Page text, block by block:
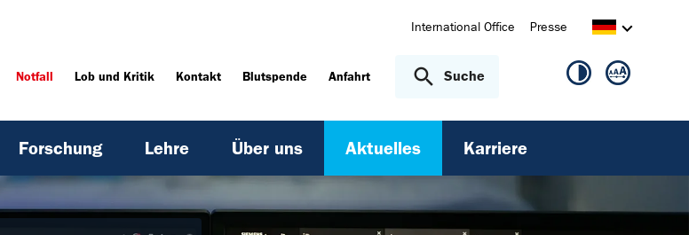
International Office Presse
Notfall Lob und Kritik Kontakt Blutspende Anfahrt Suche
Forschung Lehre Über uns Aktuelles Karriere